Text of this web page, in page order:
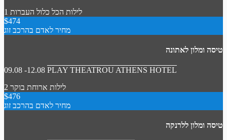
1 לילות הכל כלול העברות
$474
מחיר לאדם בהרכב זוג
טיסה ומלון לאתונה
09.08 -12.08 PLAY THEATROU ATHENS HOTEL
2 לילות ארוחת בוקר
$476
מחיר לאדם בהרכב זוג
טיסה ומלון ללרנקה